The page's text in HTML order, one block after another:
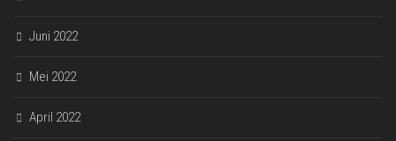
Juni 2022
Mei 2022
April 2022